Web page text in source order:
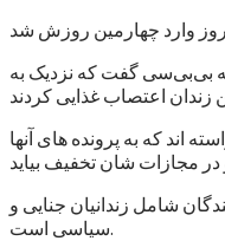
بی‌بی‌سی گفت که نزدیک به
اند که به پرونده های آنها
شامل زندانیان جنایی و
سیاسی است.